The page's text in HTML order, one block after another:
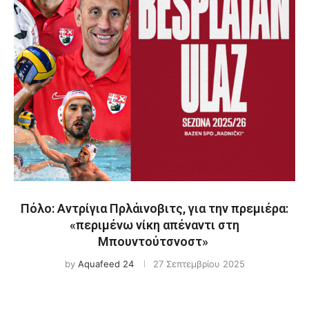
Πόλο: Αντρίγια Πρλάινοβιτς, για την πρεμιέρα:
«περιμένω νίκη απέναντι στη
Μπουντούτσνοστ»
by Aquafeed 24 27 Σεπτεμβρίου 2025